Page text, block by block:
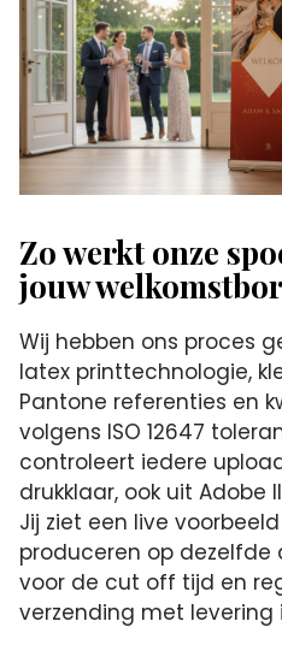
Zo werkt onze
jouw
Wij hebben ons proces
latex printtechnologie,
Pantone referenties en
volgens ISO 12647
controleert iedere
drukklaar, ook uit Adobe
Jij ziet een live
produceren op dezelfde
voor de cut off tijd en
verzending met levering